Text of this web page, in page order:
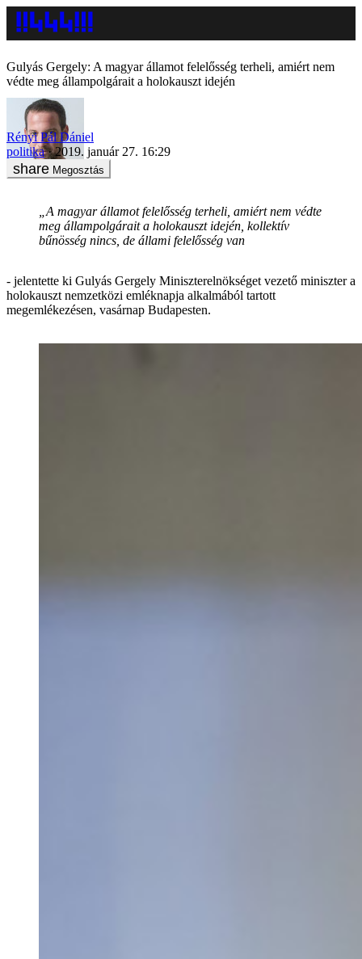
Gulyás Gergely: A magyar államot felelősség terheli, amiért nem
védte meg állampolgárait a holokauszt idején
Rényi Pál Dániel
politika
2019. január 27. 16:29
Megosztás
„A magyar államot felelősség terheli, amiért nem védte
meg állampolgárait a holokauszt idején, kollektív
bűnösség nincs, de állami felelősség van
- jelentette ki Gulyás Gergely Miniszterelnökséget vezető miniszter a
holokauszt nemzetközi emléknapja alkalmából tartott
megemlékezésen, vasárnap Budapesten.